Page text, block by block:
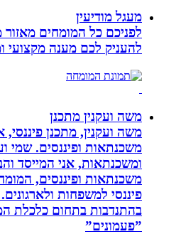
מעגל מודיעין
לפניכם כל המומחים מאזור
להעניק לכם מענה מקצועי
משה ועקנין מתכנן
משה ועקנין, מתכנן פיננסי,
משכנתאות ופיננסים. שמי
ומשכנתאות, אני המייסד
משכנתאות ופיננסים, המומחיות
פיננסי למשפחות ולארגונים.
בהתנדבות בתחום כלכלת
”פעמונים”